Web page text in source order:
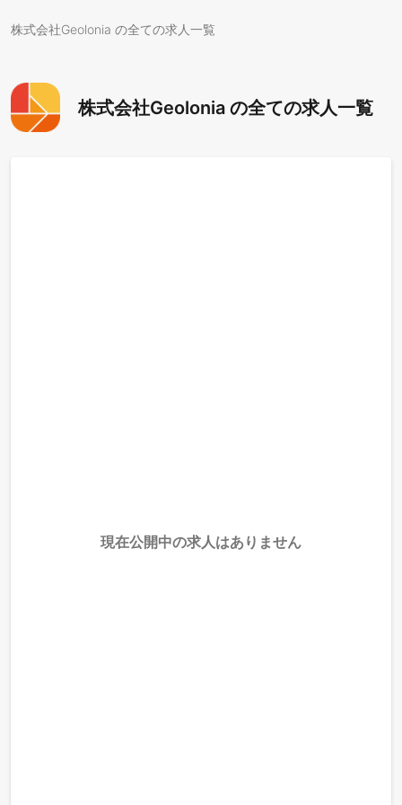
株式会社Geolonia の全ての求人一覧
株式会社Geolonia の全ての求人一覧
現在公開中の求人はありません